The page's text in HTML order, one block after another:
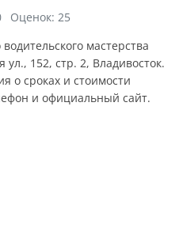
Оценок: 25
мастерства
152, стр. 2, Владивосток.
о сроках и стоимости
и официальный сайт.